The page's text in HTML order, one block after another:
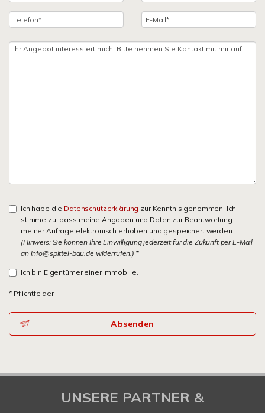
Ich habe die Datenschutzerklärung zur Kenntnis genommen. Ich
stimme zu, dass meine Angaben und Daten zur Beantwortung
meiner Anfrage elektronisch erhoben und gespeichert werden.
(Hinweis: Sie können Ihre Einwilligung jederzeit für die Zukunft per E-Mail
an info@spittel-bau.de widerrufen.) *
Ich bin Eigentümer einer Immobilie.
* Pflichtfelder
Absenden
UNSERE PARTNER &